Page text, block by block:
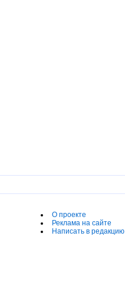
О проекте
Реклама на сайте
Написать в редакцию